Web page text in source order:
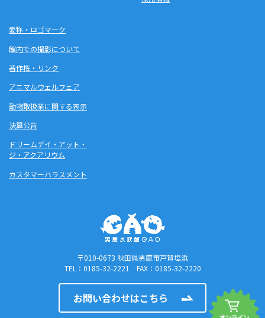
愛称・ロゴマーク
館内での撮影について
著作権・リンク
アニマルウェルフェア
動物取扱業に関する表示
決算公告
ドリームデイ・アット・
ジ・アクアリウム
カスタマーハラスメント
〒010-0673 秋田県男鹿市戸賀塩浜
TEL：0185-32-2221 FAX：0185-32-2220
お問い合わせはこちら